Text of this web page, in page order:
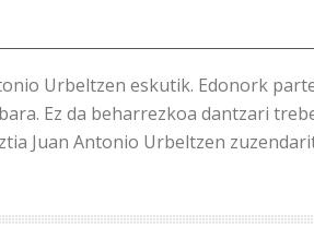
Urbeltzen eskutik. Edonork
Ez da beharrezkoa dantzari
Juan Antonio Urbeltzen